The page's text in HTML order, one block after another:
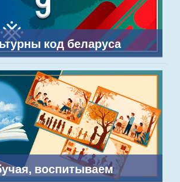
код беларуса
воспитываем